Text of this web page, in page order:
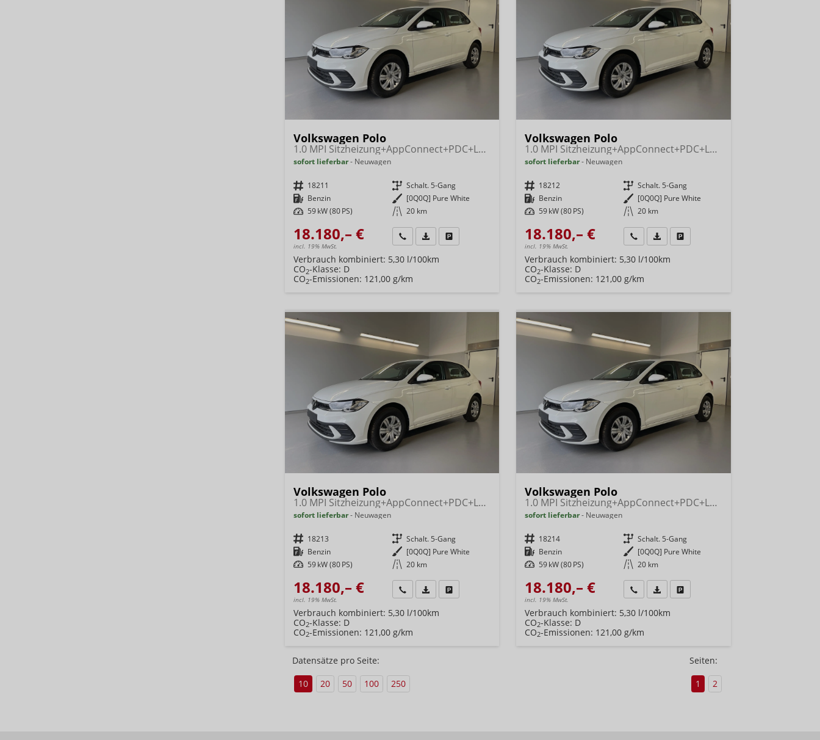
Volkswagen Polo
1.0 MPI Sitzheizung+AppConnect+PDC+LED+Touch+Lichtsensor+MultiLenkrad
sofort lieferbar Neuwagen
Fahrzeugnr. 18211 Getriebe Schalt. 5-Gang
Kraftstoff Benzin Außenfarbe [0Q0Q] Pure White
Leistung 59 kW (80 PS) Kilometerstand 20 km
18.180,– €
incl. 19% MwSt.
Wir rufen Sie an
Fahrzeugexposé (PDF)
Fahrzeug parken
Verbrauch kombiniert: 5,30 l/100km
CO2-Klasse: D
CO2-Emissionen: 121,00 g/km
Volkswagen Polo
1.0 MPI Sitzheizung+AppConnect+PDC+LED+Touch+Lichtsensor+MultiLenkrad
sofort lieferbar Neuwagen
Fahrzeugnr. 18212 Getriebe Schalt. 5-Gang
Kraftstoff Benzin Außenfarbe [0Q0Q] Pure White
Leistung 59 kW (80 PS) Kilometerstand 20 km
18.180,– €
incl. 19% MwSt.
Wir rufen Sie anFahrzeugexposé (PDF)
Verbrauch kombiniert: 5,30 l/100km
CO2-Klasse: D
CO2-Emissionen: 121,00 g/km
Volkswagen Polo
1.0 MPI Sitzheizung+AppConnect+PDC+LED+Touch+Lichtsensor+MultiLenkrad
sofort lieferbar Neuwagen
Fahrzeugnr. 18213 Getriebe Schalt. 5-Gang
Kraftstoff Benzin Außenfarbe [0Q0Q] Pure White
Leistung 59 kW (80 PS) Kilometerstand 20 km
18.180,– €
incl. 19% MwSt.
Wir rufen Sie an
Fahrzeugexposé (PDF)
Fahrzeug parken
Verbrauch kombiniert: 5,30 l/100km
CO2-Klasse: D
CO2-Emissionen: 121,00 g/km
Volkswagen Polo
1.0 MPI Sitzheizung+AppConnect+PDC+LED+Touch+Lichtsensor+MultiLenkrad
sofort lieferbar Neuwagen
Fahrzeugnr. 18214 Getriebe Schalt. 5-Gang
Kraftstoff Benzin Außenfarbe [0Q0Q] Pure White
Leistung 59 kW (80 PS) Kilometerstand 20 km
18.180,– €
incl. 19% MwSt.
Wir rufen Sie anFahrzeugexposé (PDF)
Verbrauch kombiniert: 5,30 l/100km
CO2-Klasse: D
CO2-Emissionen: 121,00 g/km
Datensätze pro Seite:
10
20 50 100 250
Seiten:
1
2